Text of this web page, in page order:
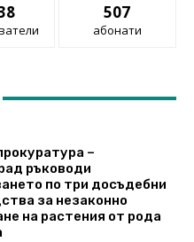
507
абонати
–
ръководи
по три досъдебни
за незаконно
на растения от рода